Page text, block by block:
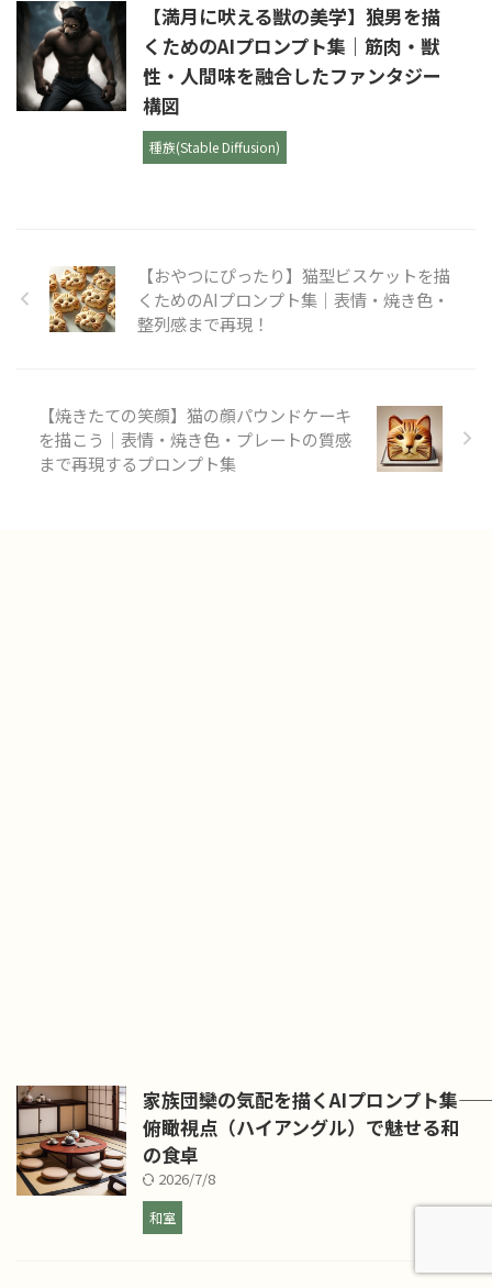
【満月に吠える獣の美学】狼男を描
くためのAIプロンプト集｜筋肉・獣
性・人間味を融合したファンタジー
構図
種族(Stable Diffusion)
【おやつにぴったり】猫型ビスケットを描
くためのAIプロンプト集｜表情・焼き色・
整列感まで再現！
【焼きたての笑顔】猫の顔パウンドケーキ
を描こう｜表情・焼き色・プレートの質感
まで再現するプロンプト集
家族団欒の気配を描くAIプロンプト集――
俯瞰視点（ハイアングル）で魅せる和
の食卓
2026/7/8
和室